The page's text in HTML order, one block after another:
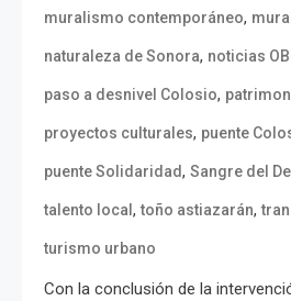
muralismo contemporáneo,
naturaleza de Sonora, noticias
paso a desnivel Colosio,
proyectos culturales, puente
puente Solidaridad, Sangre del
talento local,toño astiazarán,
turismo urbano
Con la conclusión de la